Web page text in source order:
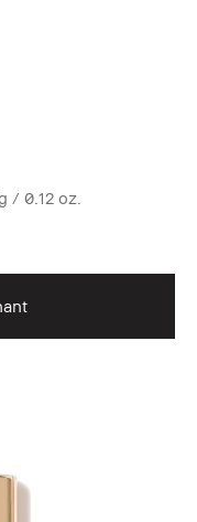
/ 0.12 oz.